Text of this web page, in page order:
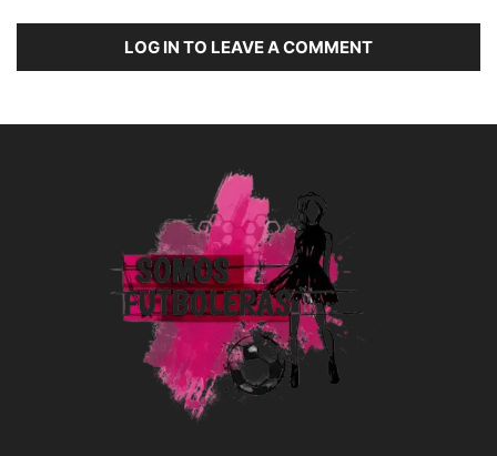
LOG IN TO LEAVE A COMMENT